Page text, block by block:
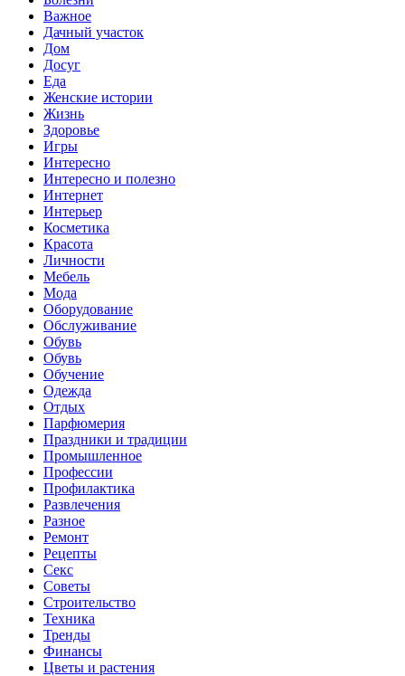
Важное
Дачный участок
Дом
Досуг
Еда
Женские истории
Жизнь
Здоровье
Игры
Интересно
Интересно и полезно
Интернет
Интерьер
Косметика
Красота
Личности
Мебель
Мода
Оборудование
Обслуживание
Обувь
Обувь
Обучение
Одежда
Отдых
Парфюмерия
Праздники и традиции
Промышленное
Профессии
Профилактика
Развлечения
Разное
Ремонт
Рецепты
Секс
Советы
Строительство
Техника
Тренды
Финансы
Цветы и растения